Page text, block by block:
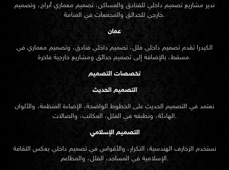
ندير مشاريع تصميم داخلي للفنادق والمساكن، تصميم معماري أبراج، وتصميم
خارجي للحدائق والمجمعات في المنامة.
عمان
الكيدرا تقدم تصميم داخلي فلل، تصميم داخلي فنادق، وتصميم معماري في
مسقط، بالإضافة إلى تصميم حدائق ومشاريع خارجية فاخرة.
تخصصات التصميم
التصميم الحديث
نعتمد في التصميم الحديث على الخطوط الواضحة، الإضاءة المنظمة، والألوان
الهادئة، ونطبقه في الفلل، المكاتب، والصالات.
التصميم الإسلامي
نستخدم الزخارف الهندسية، التكرار، والأقواس في تصميم داخلي يعكس الثقافة
الإسلامية في المساجد، الفلل، والمطاعم.